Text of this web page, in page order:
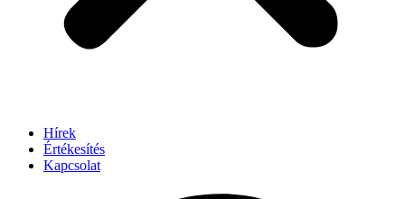
Hírek
Értékesítés
Kapcsolat